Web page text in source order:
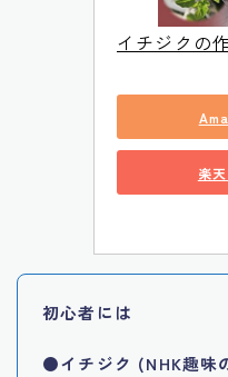
イチジクの
楽
初心者には
●イチジク (NHK趣味